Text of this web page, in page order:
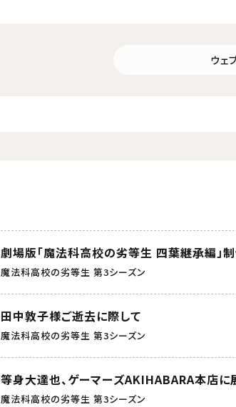
ウェ
劇場版「魔法科高校の劣等生 四葉継承編」
魔法科高校の劣等生 第3シーズン
田中敦子様ご逝去に際して
魔法科高校の劣等生 第3シーズン
等身大達也、ゲーマーズAKIHABARA本店に
魔法科高校の劣等生 第3シーズン